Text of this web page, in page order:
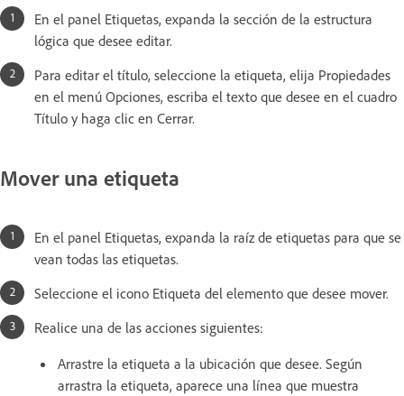
En el panel Etiquetas, expanda la sección de la estructura
lógica que desee editar.
Para editar el título, seleccione la etiqueta, elija Propiedades
en el menú Opciones, escriba el texto que desee en el cuadro
Título y haga clic en Cerrar.
Mover una etiqueta
En el panel Etiquetas, expanda la raíz de etiquetas para que se
vean todas las etiquetas.
Seleccione el icono Etiqueta del elemento que desee mover.
Realice una de las acciones siguientes:
Arrastre la etiqueta a la ubicación que desee. Según
arrastra la etiqueta, aparece una línea que muestra